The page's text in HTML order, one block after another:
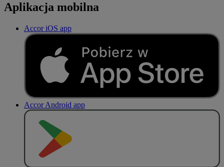
Aplikacja mobilna
Accor iOS app
Accor Android app